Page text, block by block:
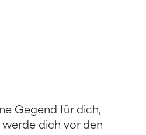
Gegend für dich,
werde dich vor den